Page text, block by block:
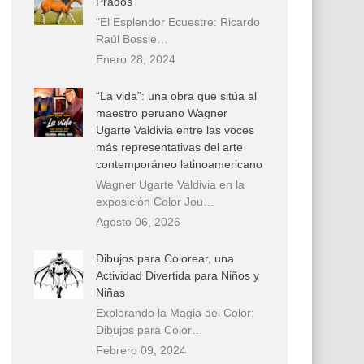
"El Esplendor Ecuestre: Ricardo
Raúl Bossie…
Enero 28, 2024
“La vida”: una obra que sitúa al
maestro peruano Wagner
Ugarte Valdivia entre las voces
más representativas del arte
contemporáneo latinoamericano
Wagner Ugarte Valdivia en la
exposición Color Jou…
Agosto 06, 2026
Dibujos para Colorear, una
Actividad Divertida para Niños y
Niñas
Explorando la Magia del Color:
Dibujos para Color…
Febrero 09, 2024